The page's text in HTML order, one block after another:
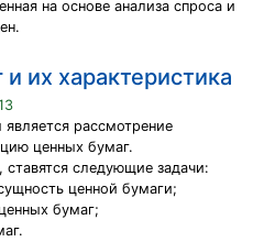
на основе анализа спроса и
их характеристика
рассмотрение
ценных бумаг.
следующие задачи:
ценной бумаги;
бумаг;